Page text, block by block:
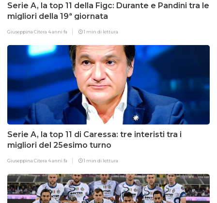
Serie A, la top 11 della Figc: Durante e Pandini tra le
migliori della 19ª giornata
Giuseppina Citera 4 anni fa 1 min di lettura
Serie A, la top 11 di Caressa: tre interisti tra i
migliori del 25esimo turno
Giuseppina Citera 4 anni fa 1 min di lettura